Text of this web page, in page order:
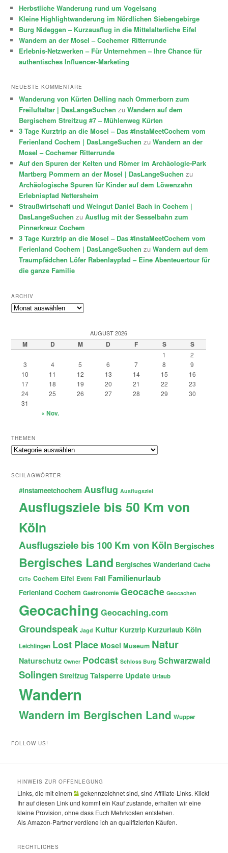
Herbstliche Wanderung rund um Vogelsang
Kleine Highlightwanderung im Nördlichen Siebengebirge
Burg Nideggen – Kurzausflug in die Mittelalterliche Eifel
Wandern an der Mosel – Cochemer Ritterrunde
Erlebnis-Netzwerken – Für Unternehmen – Ihre Chance für
authentisches Influencer-Marketing
NEUESTE KOMMENTARE
Wanderung von Kürten Delling nach Ommerborn zum
Freiluftaltar | DasLangeSuchen zuWandern auf dem
Bergischem Streifzug #7 – Mühlenweg Kürten
3 Tage Kurztrip an die Mosel – Das #InstaMeetCochem vom
Ferienland Cochem | DasLangeSuchen zuWandern an der
Mosel – Cochemer Ritterrunde
Auf den Spuren der Kelten und Römer im Archäologie-Park
Martberg Pommern an der Mosel | DasLangeSuchen zu
Archäologische Spuren für Kinder auf dem Löwenzahn
Erlebnispfad Nettersheim
Straußwirtschaft und Weingut Daniel Bach in Cochem |
DasLangeSuchen zuAusflug mit der Sesselbahn zum
Pinnerkreuz Cochem
3 Tage Kurztrip an die Mosel – Das #InstaMeetCochem vom
Ferienland Cochem | DasLangeSuchen zuWandern auf dem
Traumpfädchen Löfer Rabenlaypfad – Eine Abenteuertour für
die ganze Familie
ARCHIV
Archiv
AUGUST 2026
M D M D F S S
1
2
3
4 5 6 7 8
9
10
11 12 13 14 15
16
17
18 19 20 21 22
23
24
25 26 27 28 29
30
31
« Nov.
THEMEN
Themen
SCHLAGWÖRTER
#instameetchochem Ausflug Ausflugsziel
Ausflugsziele bis 50 Km von
Köln
Ausflugsziele bis 100 Km von Köln Bergisches
Bergisches Land Bergisches Wanderland Cache
CiTo Cochem Eifel Event Fail Familienurlaub
Ferienland Cochem Gastronomie Geocache Geocachen
Geocaching Geocaching.com
Groundspeak Jagd Kultur Kurztrip Kurzurlaub Köln
Leichlingen Lost Place Mosel Museum Natur
Naturschutz Owner Podcast Schloss Burg Schwarzwald
Solingen Streifzug Talsperre Update Urlaub
Wandern
Wandern im Bergischen Land Wupper
FOLLOW US!
HINWEIS ZUR OFFENLEGUNG
Links, die mit einem
gekennzeichnet sind, sind Affiliate-Links. Klickt
Ihr auf diesen Link und kommt ein Kauf zustande, erhalten wir eine
kleine Provision, ohne dass Euch Mehrkosten entstehen.
Als Amazon-Partner verdiene ich an qualifizierten Käufen.
RECHTLICHES